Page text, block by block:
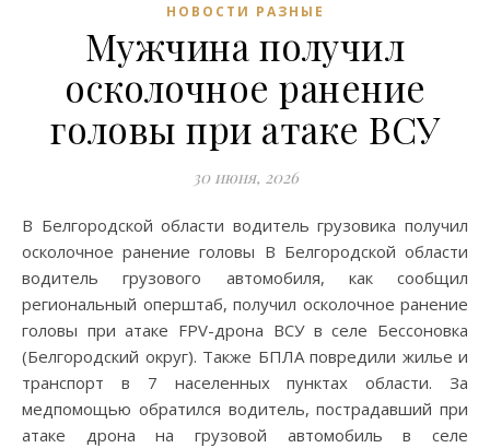
НОВОСТИ РАЗНЫЕ
Мужчина получил
осколочное ранение
головы при атаке ВСУ
30 июня, 2026
В Белгородской области водитель грузовика получил
осколочное ранение головы В Белгородской области
водитель грузового автомобиля, как сообщил
региональный оперштаб, получил осколочное ранение
головы при атаке FPV-дрона ВСУ в селе Бессоновка
(Белгородский округ). Также БПЛА повредили жилье и
транспорт в 7 населенных пунктах области. За
медпомощью обратился водитель, пострадавший при
атаке дрона на грузовой автомобиль в селе